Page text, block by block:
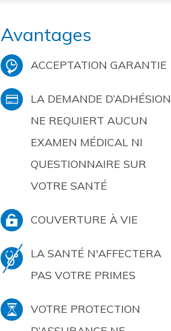
Avantages
ACCEPTATION GARANTIE
LA DEMANDE D’ADHÉSION
NE REQUIERT AUCUN
EXAMEN MÉDICAL NI
QUESTIONNAIRE SUR
VOTRE SANTÉ
COUVERTURE À VIE
LA SANTÉ N'AFFECTERA
PAS VOTRE PRIMES
VOTRE PROTECTION